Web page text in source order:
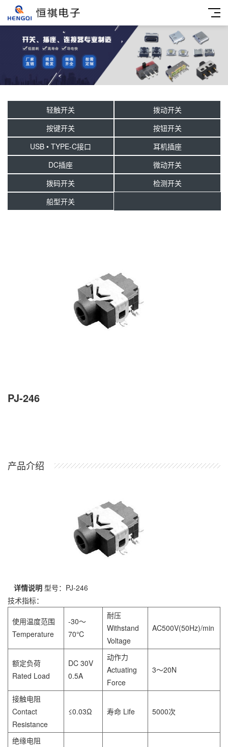
轻触开关
拨动开关
按键开关
按钮开关
USB • TYPE-C接口
耳机插座
DC插座
微动开关
拨码开关
检测开关
船型开关
PJ-246
产品介绍
详情说明 型号：PJ-246
技术指标：
使用温度范围
Temperature
-30～
70℃
耐压
Withstand
Voltage
AC500V(50Hz)/min
额定负荷
Rated Load
DC 30V
0.5A
动作力
Actuating
Force
3～20N
接触电阻
Contact
Resistance
≤0.03Ω 寿命 Life 5000次
绝缘电阻